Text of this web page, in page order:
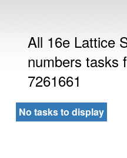
All 16e Lattice
numbers tasks
7261661
No tasks to display